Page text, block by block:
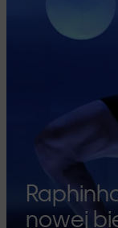
nowej